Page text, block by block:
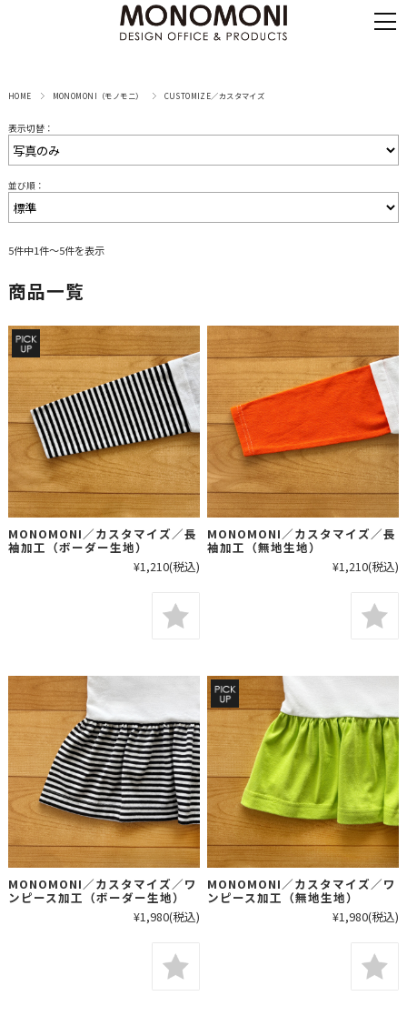
HOME MONOMONI（モノモニ） CUSTOMIZE／カスタマイズ
表示切替：
並び順：
5件中1件～5件を表示
商品一覧
MONOMONI／カスタマイズ／長
袖加工（ボーダー生地）
¥1,210(税込)
MONOMONI／カスタマイズ／長
袖加工（無地生地）
¥1,210(税込)
MONOMONI／カスタマイズ／ワ
ンピース加工（ボーダー生地）
¥1,980(税込)
MONOMONI／カスタマイズ／ワ
ンピース加工（無地生地）
¥1,980(税込)